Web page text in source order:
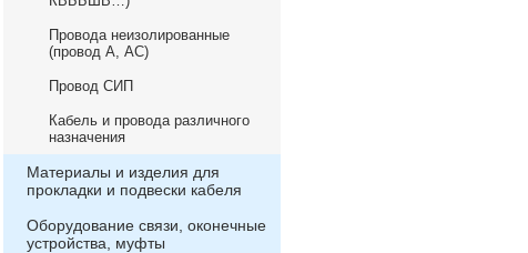
Провода неизолированные
(провод А, АС)
Провод СИП
Кабель и провода различного
назначения
Материалы и изделия для
прокладки и подвески кабеля
Оборудование связи, оконечные
устройства, муфты